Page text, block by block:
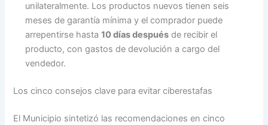
unilateralmente. Los productos nuevos tienen seis
meses de garantía mínima y el comprador puede
arrepentirse hasta10 días después de recibir el
producto, con gastos de devolución a cargo del
vendedor.
Los cinco consejos clave para evitar ciberestafas
El Municipio sintetizó las recomendaciones en cinco